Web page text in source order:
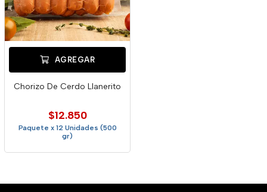
AGREGAR
Chorizo De Cerdo Llanerito
$12.850
Paquete x 12 Unidades (500
gr)